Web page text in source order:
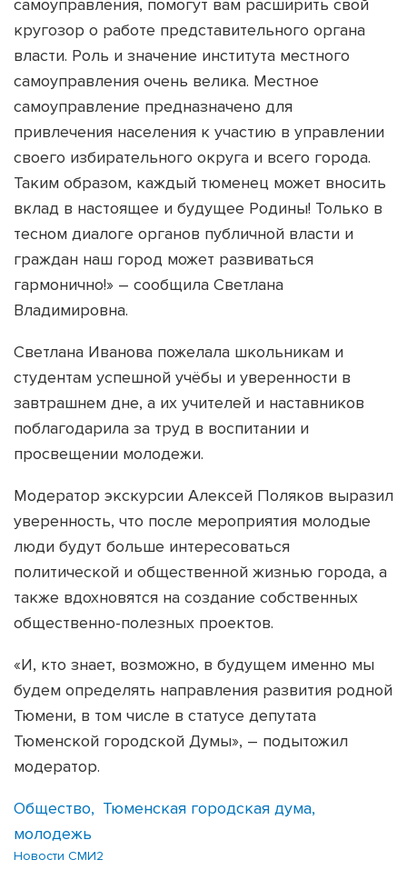
самоуправления, помогут вам расширить свой
кругозор о работе представительного органа
власти. Роль и значение института местного
самоуправления очень велика. Местное
самоуправление предназначено для
привлечения населения к участию в управлении
своего избирательного округа и всего города.
Таким образом, каждый тюменец может вносить
вклад в настоящее и будущее Родины! Только в
тесном диалоге органов публичной власти и
граждан наш город может развиваться
гармонично!» – сообщила Светлана
Владимировна.
Светлана Иванова пожелала школьникам и
студентам успешной учёбы и уверенности в
завтрашнем дне, а их учителей и наставников
поблагодарила за труд в воспитании и
просвещении молодежи.
Модератор экскурсии Алексей Поляков выразил
уверенность, что после мероприятия молодые
люди будут больше интересоваться
политической и общественной жизнью города, а
также вдохновятся на создание собственных
общественно-полезных проектов.
«И, кто знает, возможно, в будущем именно мы
будем определять направления развития родной
Тюмени, в том числе в статусе депутата
Тюменской городской Думы», – подытожил
модератор.
Общество
Тюменская городская дума
молодежь
Новости СМИ2